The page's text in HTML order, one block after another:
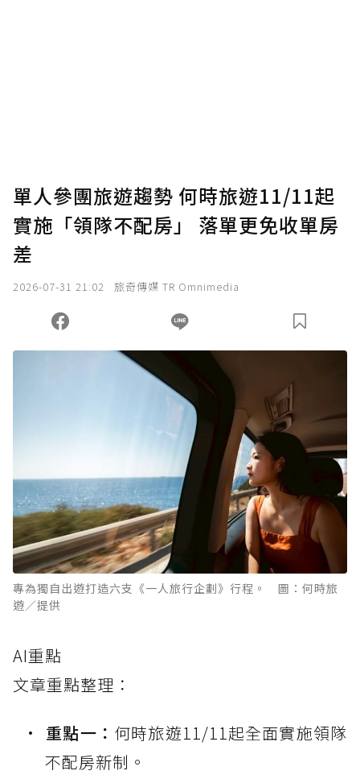
確認送出
您當前剩餘 U 利點數：0點；前往 購買點數
單人參團旅遊趨勢 何時旅遊11/11起
實施「領隊不配房」 落單更免收單房
差
2026-07-31 21:02 旅奇傳媒 TR Omnimedia
專為獨自出遊打造六支《一人旅行企劃》行程。 圖：何時旅
遊／提供
AI重點
文章重點整理：
重點一： 何時旅遊11/11起全面實施領隊
不配房新制。